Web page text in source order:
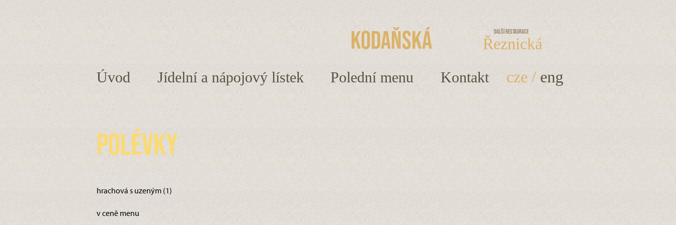
Kodaňská Další restaurace
Řeznická
Úvod Jídelní a nápojový lístek Polední menu Kontakt cze / eng
Polévky
hrachová s uzeným (1)
v ceně menu